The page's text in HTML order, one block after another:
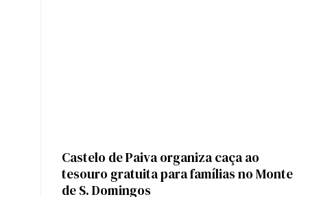
Castelo de Paiva organiza caça ao
tesouro gratuita para famílias no Monte
de S. Domingos